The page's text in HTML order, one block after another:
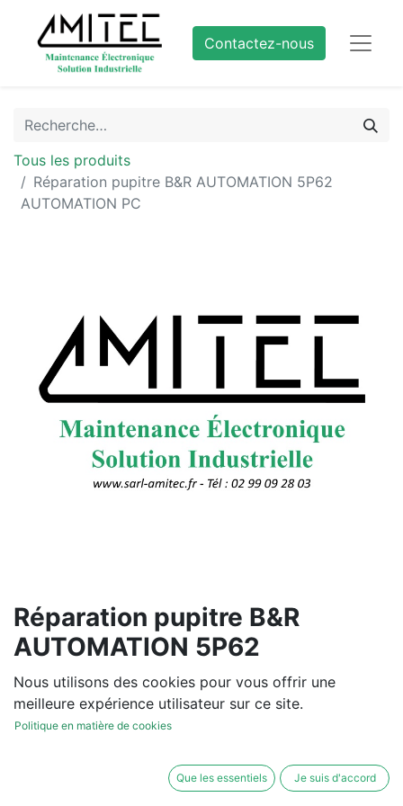
Contactez-nous
Tous les produits
Réparation pupitre B&R AUTOMATION 5P62
AUTOMATION PC
Réparation pupitre B&R
AUTOMATION 5P62
AUTOMATION PC
Vous souhaitez un devis de
réparation ou de vente, un
diagnostic sur site?
Nous utilisons des cookies pour vous offrir une
meilleure expérience utilisateur sur ce site.
Politique en matière de cookies
Que les essentiels Je suis d'accord